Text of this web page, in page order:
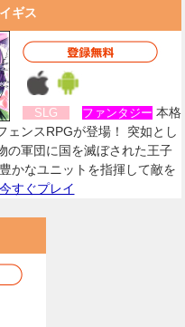
ギス
SLG ファンタジー 本格
ェンスRPGが登場！ 突如とし
の軍団に国を滅ぼされた王子
かなユニットを指揮して敵を
今すぐプレイ